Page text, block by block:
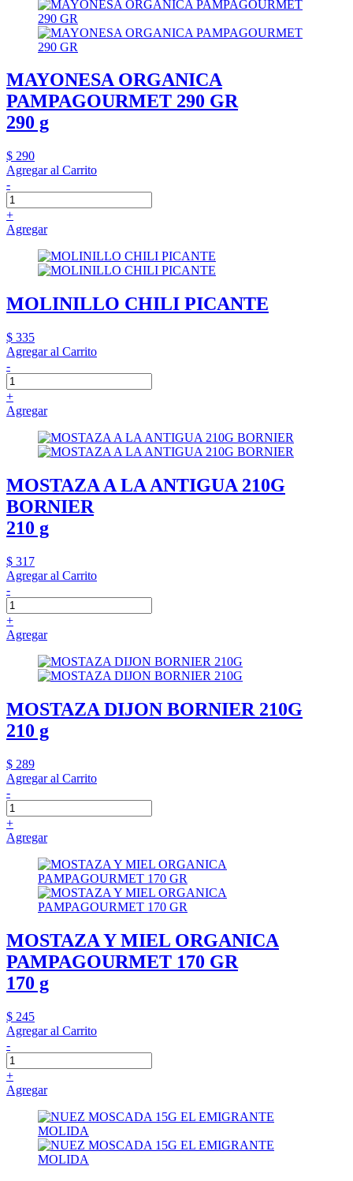
MAYONESA ORGANICA
PAMPAGOURMET 290 GR
290 g
$ 290
Agregar al Carrito
-
+
Agregar
MOLINILLO CHILI PICANTE
$ 335
Agregar al Carrito
-
+
Agregar
MOSTAZA A LA ANTIGUA 210G
BORNIER
210 g
$ 317
Agregar al Carrito
-
+
Agregar
MOSTAZA DIJON BORNIER 210G
210 g
$ 289
Agregar al Carrito
-
+
Agregar
MOSTAZA Y MIEL ORGANICA
PAMPAGOURMET 170 GR
170 g
$ 245
Agregar al Carrito
-
+
Agregar